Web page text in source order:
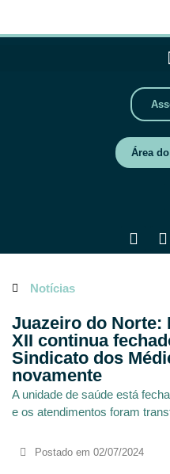
Área
Notícias
Juazeiro do Norte:
XII continua
Sindicato dos
novamente
A unidade de saúde está
e os atendimentos foram
Postado em 02/07/2024